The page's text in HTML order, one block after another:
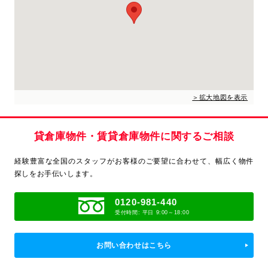
＞拡大地図を表示
貸倉庫物件・賃貸倉庫物件に関するご相談
経験豊富な全国のスタッフがお客様のご要望に合わせて、 幅広く物件
探しをお手伝いします。
0120-981-440
受付時間: 平日 9:00～18:00
お問い合わせはこちら